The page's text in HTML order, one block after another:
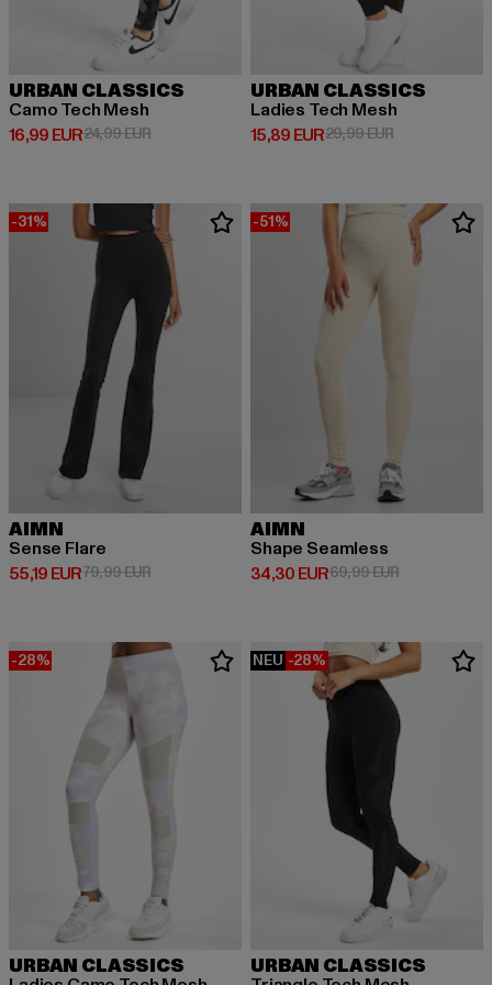
URBAN CLASSICS
Camo Tech Mesh
16,99 EUR
Derzeitiger Preis: 16,99 EUR
24,99 EURAktionspreis: 24,99 EUR
URBAN CLASSICS
Ladies Tech Mesh
15,89 EUR
Derzeitiger Preis: 15,89 EUR
29,99 EURAktionspreis:
-31%
AIMN
Sense Flare
55,19 EUR
Derzeitiger Preis: 55,19 EUR
79,99 EURAktionspreis: 79,99 EUR
-51%
AIMN
Shape Seamless
34,30 EUR
Derzeitiger Preis: 34,30 EUR
69,99 EURAktionspreis:
-28%
URBAN CLASSICS
NEU -28%
URBAN CLASSICS